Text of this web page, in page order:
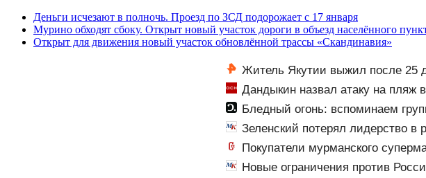
Деньги исчезают в полночь. Проезд по ЗСД подорожает с 17 января
Мурино обходят сбоку. Открыт новый участок дороги в объезд населённого
Открыт для движения новый участок обновлённой трассы «Скандинавия»
Житель Якутии выжил после 25
Дандыкин назвал атаку на пляж
Бледный огонь: вспоминаем
Зеленский потерял лидерство в
Покупатели мурманского
Новые ограничения против